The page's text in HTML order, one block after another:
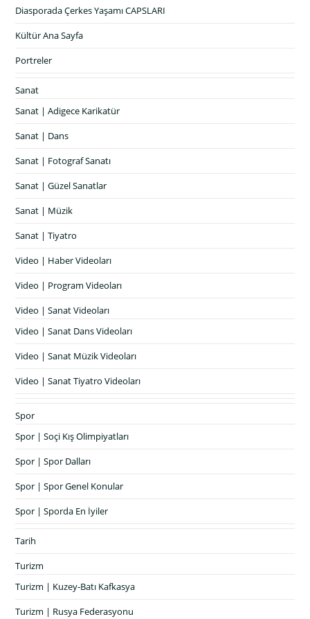
Diasporada Çerkes Yaşamı CAPSLARI
Kültür Ana Sayfa
Portreler
Sanat
Sanat | Adigece Karikatür
Sanat | Dans
Sanat | Fotograf Sanatı
Sanat | Güzel Sanatlar
Sanat | Müzik
Sanat | Tiyatro
Video | Haber Videoları
Video | Program Videoları
Video | Sanat Videoları
Video | Sanat Dans Videoları
Video | Sanat Müzik Videoları
Video | Sanat Tiyatro Videoları
Spor
Spor | Soçi Kış Olimpiyatları
Spor | Spor Dalları
Spor | Spor Genel Konular
Spor | Sporda En İyiler
Tarih
Turizm
Turizm | Kuzey-Batı Kafkasya
Turizm | Rusya Federasyonu